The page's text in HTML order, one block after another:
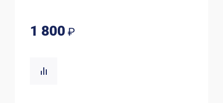
1 800 ₽